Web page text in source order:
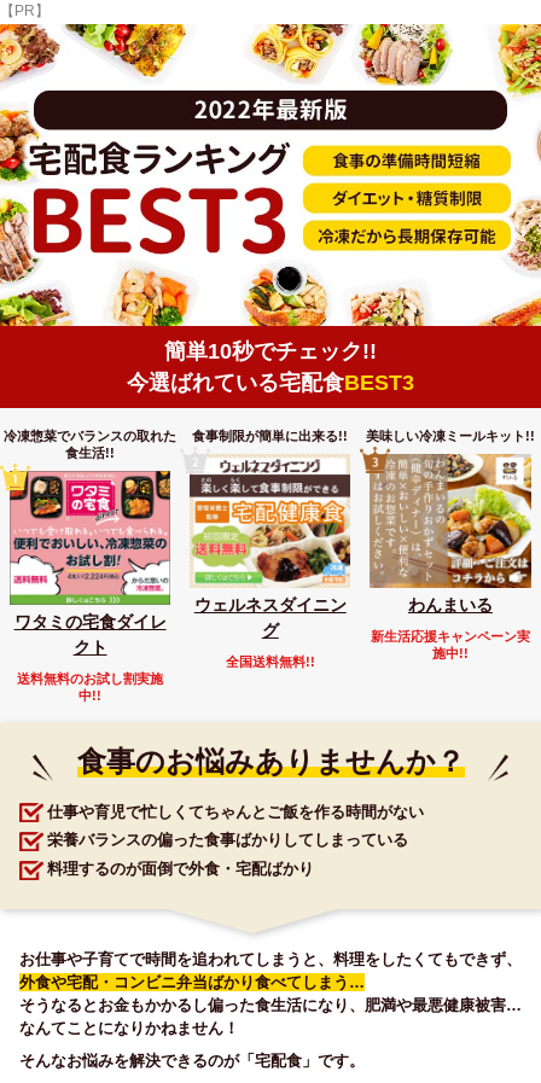
【PR】
簡単10秒でチェック!!
今選ばれている宅配食BEST3
冷凍惣菜でバランスの取れた
食生活!!
ワタミの宅食ダイレ
クト
送料無料のお試し割実施
中!!
食事制限が簡単に出来る!!
ウェルネスダイニン
グ
全国送料無料!!
美味しい冷凍ミールキット!!
わんまいる
新生活応援キャンペーン実
施中!!
食事のお悩みありませんか？
仕事や育児で忙しくてちゃんとご飯を作る時間がない
栄養バランスの偏った食事ばかりしてしまっている
料理するのが面倒で外食・宅配ばかり
お仕事や子育てで時間を追われてしまうと、料理をしたくてもできず、
外食や宅配・コンビニ弁当ばかり食べてしまう…
そうなるとお金もかかるし偏った食生活になり、肥満や最悪健康被害…
なんてことになりかねません！
そんなお悩みを解決できるのが「宅配食」です。